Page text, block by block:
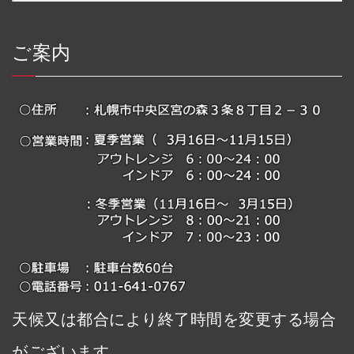
ご案内
天候又は都合により終了時間を変更する場合